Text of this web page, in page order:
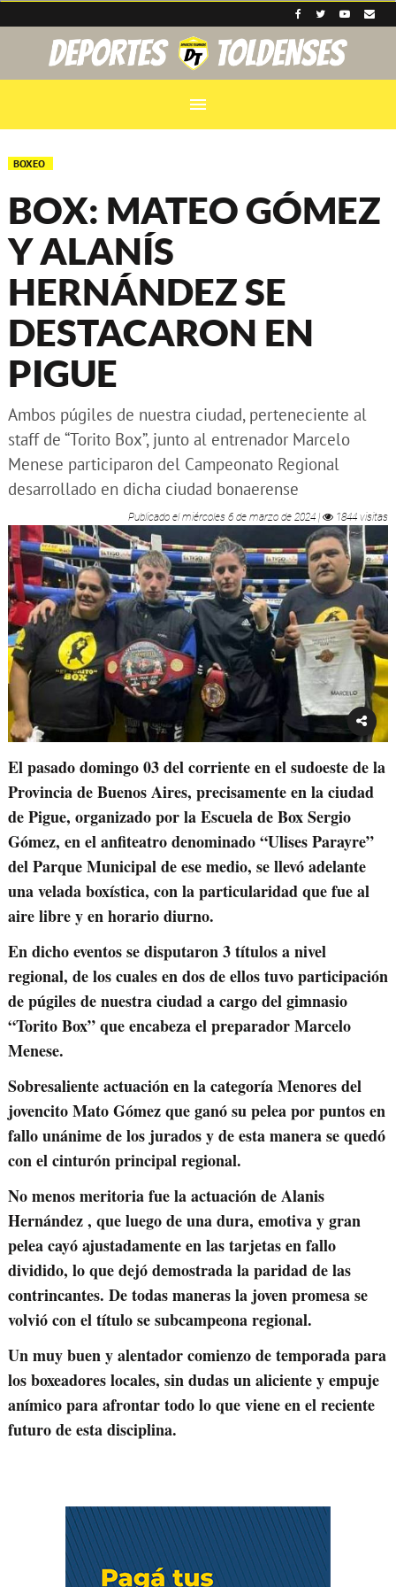
menu
BOXEO
BOX: MATEO GÓMEZ
Y ALANÍS
HERNÁNDEZ SE
DESTACARON EN
PIGUE
Ambos púgiles de nuestra ciudad, perteneciente al
staff de “Torito Box”, junto al entrenador Marcelo
Menese participaron del Campeonato Regional
desarrollado en dicha ciudad bonaerense
Publicado elmiércoles 6 de marzo de 2024 | 1844 visitas
El pasado domingo 03 del corriente en el sudoeste de la
Provincia de Buenos Aires, precisamente en la ciudad
de Pigue, organizado por la Escuela de Box Sergio
Gómez, en el anfiteatro denominado “Ulises Parayre”
del Parque Municipal de ese medio, se llevó adelante
una velada boxística, con la particularidad que fue al
aire libre y en horario diurno.
En dicho eventos se disputaron 3 títulos a nivel
regional, de los cuales en dos de ellos tuvo participación
de púgiles de nuestra ciudad a cargo del gimnasio
“Torito Box” que encabeza el preparador Marcelo
Menese.
Sobresaliente actuación en la categoría Menores del
jovencito Mato Gómez que ganó su pelea por puntos en
fallo unánime de los jurados y de esta manera se quedó
con el cinturón principal regional.
No menos meritoria fue la actuación de Alanis
Hernández , que luego de una dura, emotiva y gran
pelea cayó ajustadamente en las tarjetas en fallo
dividido, lo que dejó demostrada la paridad de las
contrincantes. De todas maneras la joven promesa se
volvió con el título se subcampeona regional.
Un muy buen y alentador comienzo de temporada para
los boxeadores locales, sin dudas un aliciente y empuje
anímico para afrontar todo lo que viene en el reciente
futuro de esta disciplina.